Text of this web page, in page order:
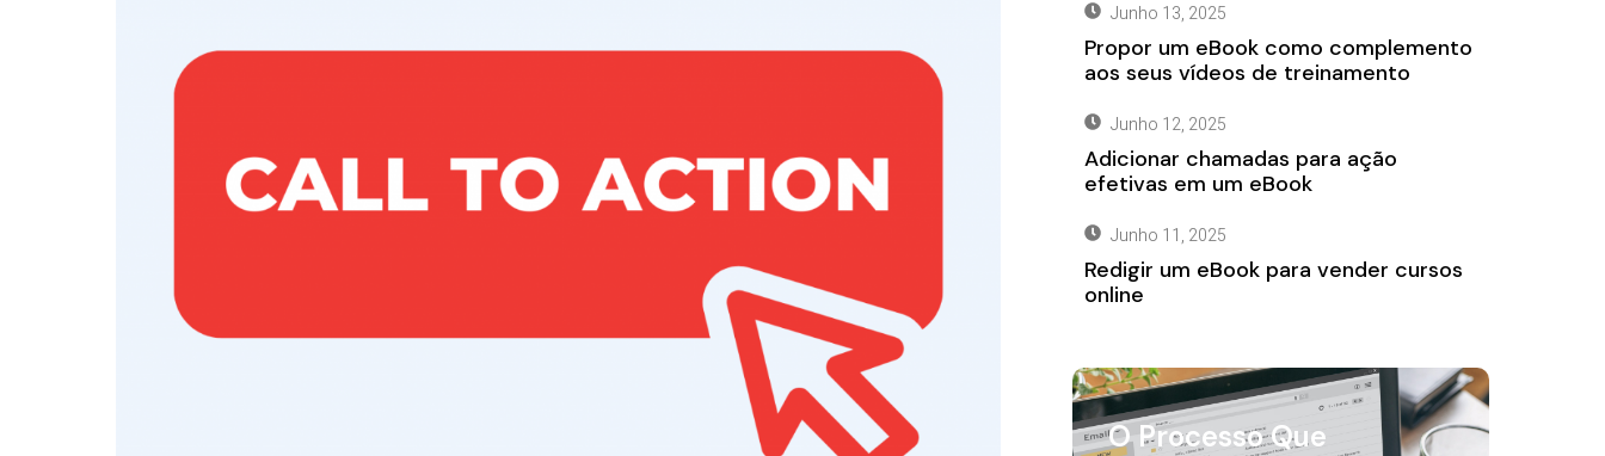
Junho 13, 2025
Propor um eBook como complemento
aos seus vídeos de treinamento
Junho 12, 2025
Adicionar chamadas para ação
efetivas em um eBook
Junho 11, 2025
Redigir um eBook para vender cursos
online
O Processo Que